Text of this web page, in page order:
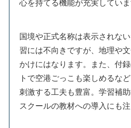
心を持てる機能が充実していま
国境や正式名称は表示されな
習には不向きですが、地理や
かけにはなります。また、付
トで空港ごっこも楽しめるな
刺激する工夫も豊富。学習補
スクールの教材への導入にも